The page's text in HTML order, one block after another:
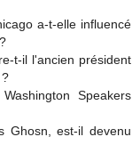
a-t-elle influencé
t-il l'ancien président
Speakers
Ghosn, est-il devenu